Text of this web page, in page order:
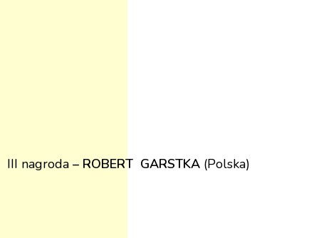
III nagroda – ROBERT GARSTKA (Polska)